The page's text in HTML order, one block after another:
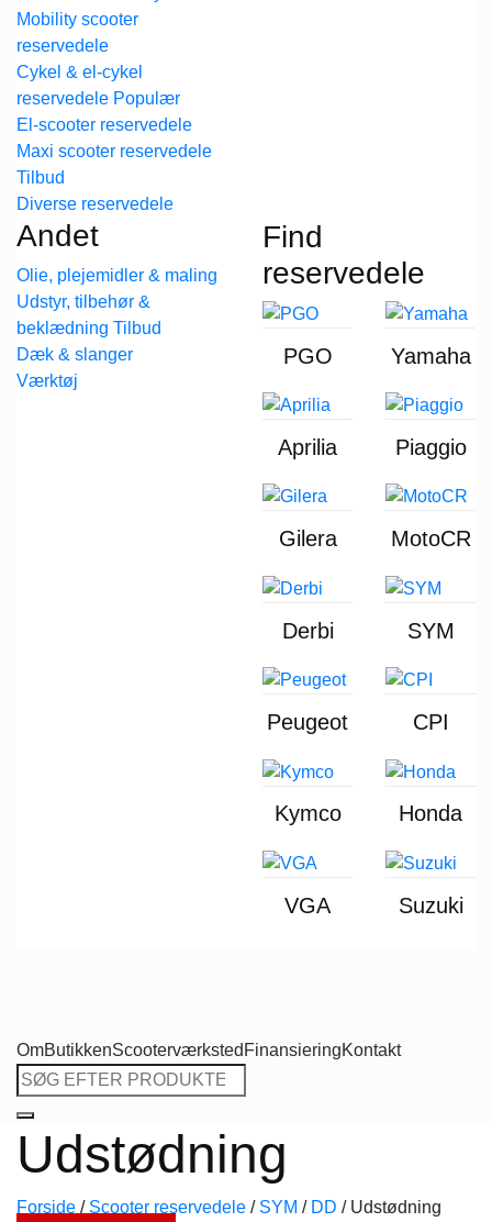
Mobility scooter
reservedele
Cykel & el-cykel
reservedele
El-scooter reservedele
Maxi scooter reservedele
Diverse reservedele
Andet
Olie, plejemidler & maling
Udstyr, tilbehør &
beklædning
Dæk & slanger
Værktøj
Find
reservedele
PGO Yamaha
Aprilia Piaggio
Gilera MotoCR
Derbi SYM
Peugeot CPI
Kymco Honda
VGA Suzuki
OmButikkenScooterværksted FinansieringKontakt
Søg
efter:
Udstødning
Forside / Scooter reservedele / SYM / DD /Udstødning